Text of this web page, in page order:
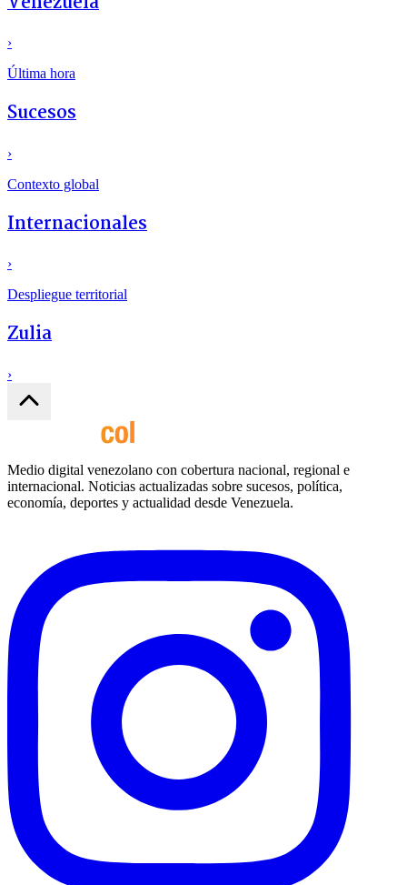
›
Última hora
Sucesos
›
Contexto global
Internacionales
›
Despliegue territorial
Zulia
›
Medio digital venezolano con cobertura nacional, regional e
internacional. Noticias actualizadas sobre sucesos, política,
economía, deportes y actualidad desde Venezuela.